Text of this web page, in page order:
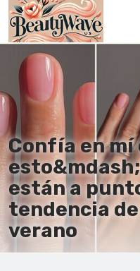
Principal
En
Ru
It
De
Confía en mí
están a
tendencia
verano